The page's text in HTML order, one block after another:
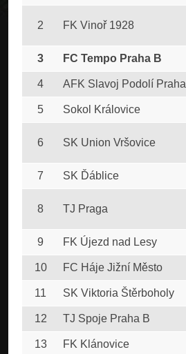
2 FK Vinoř 1928
3 FC Tempo Praha B
4 AFK Slavoj Podolí Praha
5 Sokol Královice
6 SK Union Vršovice
7 SK Ďáblice
8 TJ Praga
9 FK Újezd nad Lesy
10 FC Háje Jižní Město
11 SK Viktoria Štěrboholy
12 TJ Spoje Praha B
13 FK Klánovice